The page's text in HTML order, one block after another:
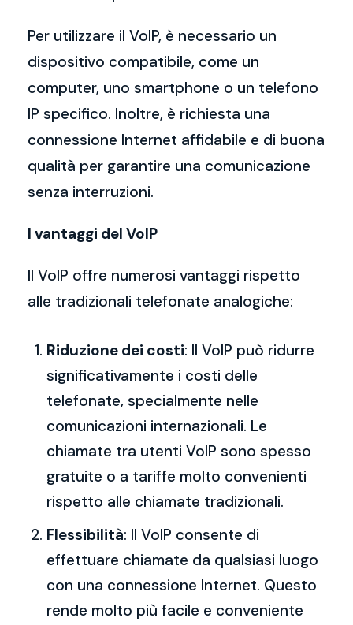
Per utilizzare il VoIP, è necessario un
dispositivo compatibile, come un
computer, uno smartphone o un telefono
IP specifico. Inoltre, è richiesta una
connessione Internet affidabile e di buona
qualità per garantire una comunicazione
senza interruzioni.
I vantaggi del VoIP
Il VoIP offre numerosi vantaggi rispetto
alle tradizionali telefonate analogiche:
Riduzione dei costi: Il VoIP può ridurre
significativamente i costi delle
telefonate, specialmente nelle
comunicazioni internazionali. Le
chiamate tra utenti VoIP sono spesso
gratuite o a tariffe molto convenienti
rispetto alle chiamate tradizionali.
Flessibilità: Il VoIP consente di
effettuare chiamate da qualsiasi luogo
con una connessione Internet. Questo
rende molto più facile e conveniente